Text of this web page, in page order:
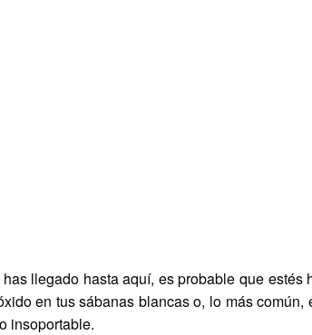
llegado hasta aquí, es probable que estés
en tus sábanas blancas o, lo más
insoportable.